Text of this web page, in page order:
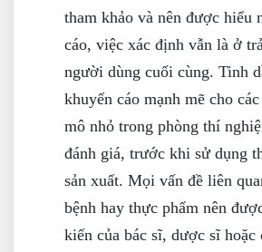
tham khảo và nên được hiểu
cáo, việc xác định vẫn là ở
người dùng cuối cùng. Tinh
khuyến cáo mạnh mẽ cho
mô nhỏ trong phòng thí
đánh giá, trước khi sử dụng
sản xuất. Mọi vấn đề liên
bệnh hay thực phẩm nên
kiến của bác sĩ, dược sĩ hoặc